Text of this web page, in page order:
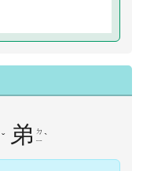
ˇ 弟 ㄉ
ㄧ ˋ